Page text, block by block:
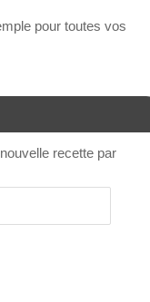
pour toutes vos
recette par